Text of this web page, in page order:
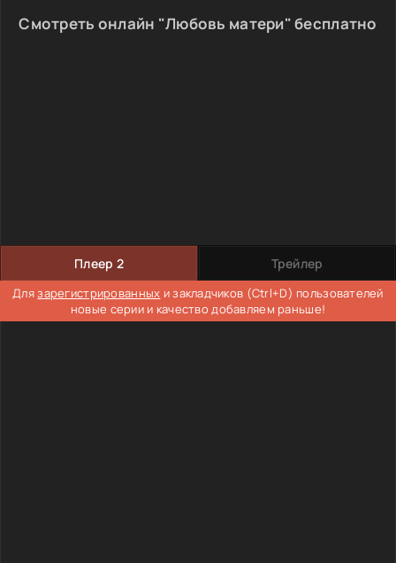
Смотреть онлайн "Любовь матери" бесплатно
Плеер 2 Трейлер
Длязарегистрированных и закладчиков (Ctrl+D) пользователей
новые серии и качество добавляем раньше!